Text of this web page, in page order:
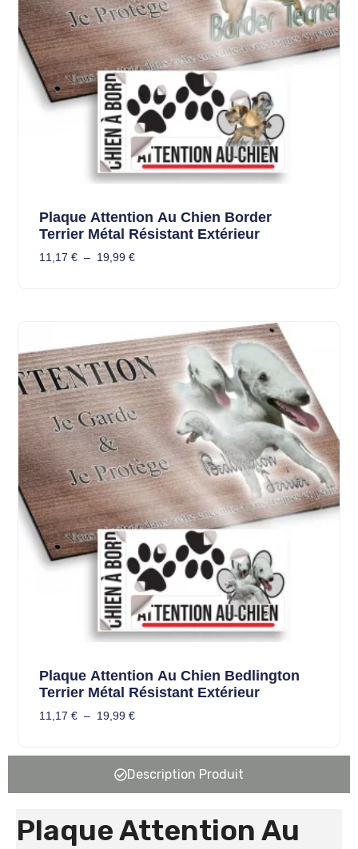
Plaque Attention Au Chien Border
Terrier Métal Résistant Extérieur
11,17 € – 19,99 €
Plaque Attention Au Chien Bedlington
Terrier Métal Résistant Extérieur
11,17 € – 19,99 €
Description Produit
Plaque Attention Au